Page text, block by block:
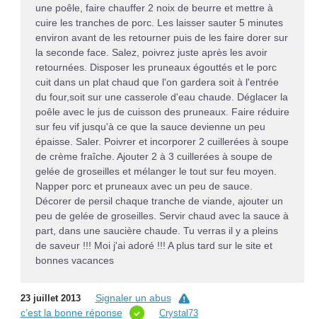
une poêle, faire chauffer 2 noix de beurre et mettre à
cuire les tranches de porc. Les laisser sauter 5 minutes
environ avant de les retourner puis de les faire dorer sur
la seconde face. Salez, poivrez juste après les avoir
retournées. Disposer les pruneaux égouttés et le porc
cuit dans un plat chaud que l'on gardera soit à l'entrée
du four,soit sur une casserole d'eau chaude. Déglacer la
poêle avec le jus de cuisson des pruneaux. Faire réduire
sur feu vif jusqu'à ce que la sauce devienne un peu
épaisse. Saler. Poivrer et incorporer 2 cuillerées à soupe
de crème fraîche. Ajouter 2 à 3 cuillerées à soupe de
gelée de groseilles et mélanger le tout sur feu moyen.
Napper porc et pruneaux avec un peu de sauce.
Décorer de persil chaque tranche de viande, ajouter un
peu de gelée de groseilles. Servir chaud avec la sauce à
part, dans une saucière chaude. Tu verras il y a pleins
de saveur !!! Moi j'ai adoré !!! A plus tard sur le site et
bonnes vacances
23 juillet 2013
Signaler un abus
c’est la bonne réponse
Crystal73